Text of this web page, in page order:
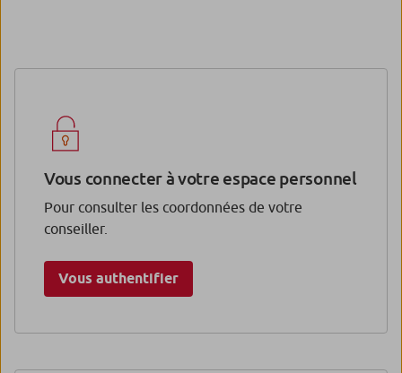
Vous connecter à votre espace personnel
Pour consulter les coordonnées de votre
conseiller.
Vous authentifier